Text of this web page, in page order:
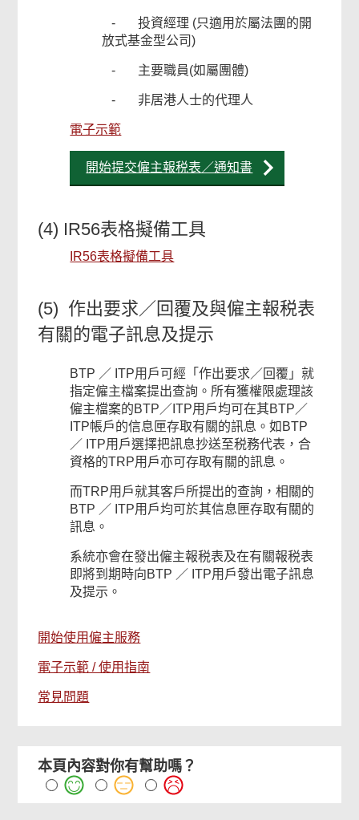
- 投資經理 (只適用於屬法團的開
放式基金型公司)
- 主要職員(如屬團體)
- 非居港人士的代理人
電子示範
開始提交僱主報税表／通知書
(4) IR56表格擬備工具
IR56表格擬備工具
(5) 作出要求／回覆及與僱主報税表
有關的電子訊息及提示
BTP ／ ITP用戶可經「作出要求／回覆」就
指定僱主檔案提出查詢。所有獲權限處理該
僱主檔案的BTP／ITP用戶均可在其BTP／
ITP帳戶的信息匣存取有關的訊息。如BTP
／ ITP用戶選擇把訊息抄送至税務代表，合
資格的TRP用戶亦可存取有關的訊息。
而TRP用戶就其客戶所提出的查詢，相關的
BTP ／ ITP用戶均可於其信息匣存取有關的
訊息。
系統亦會在發出僱主報税表及在有關報税表
即將到期時向BTP ／ ITP用戶發出電子訊息
及提示。
開始使用僱主服務
電子示範 / 使用指南
常見問題
本頁內容對你有幫助嗎？